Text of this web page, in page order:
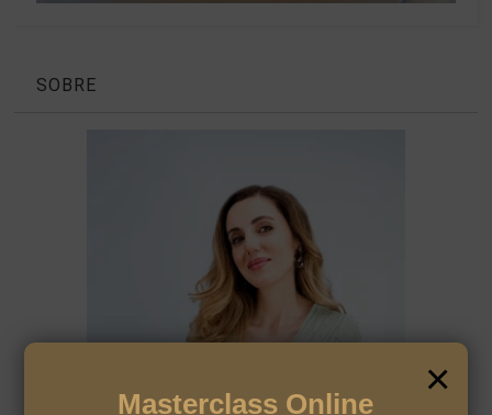
SOBRE
×
Masterclass Online